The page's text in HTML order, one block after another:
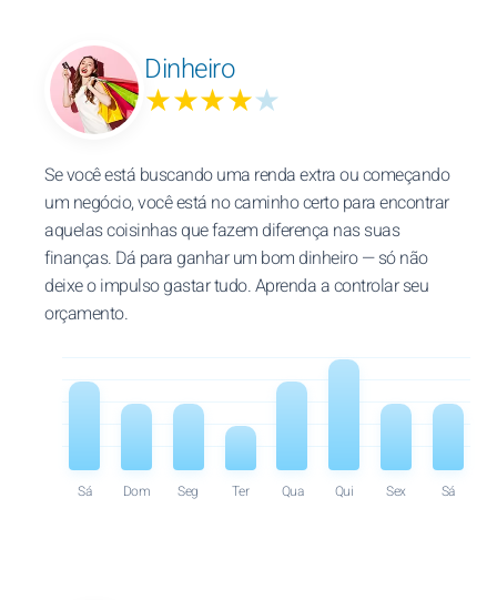
Dinheiro
★★★★★
Se você está buscando uma renda extra ou começando
um negócio, você está no caminho certo para encontrar
aquelas coisinhas que fazem diferença nas suas
finanças. Dá para ganhar um bom dinheiro — só não
deixe o impulso gastar tudo. Aprenda a controlar seu
orçamento.
Sá Dom Seg Ter Qua Qui Sex Sá